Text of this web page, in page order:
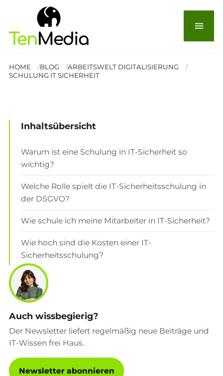
menu
HOME BLOG
ARBEITSWELT DIGITALISIERUNG
SCHULUNG IT SICHERHEIT
Schulung IT-Sicherheit –
Wie Unternehmen
profitieren
Inhaltsübersicht
Warum ist eine Schulung in IT-Sicherheit so
wichtig?
Welche Rolle spielt die IT-Sicherheitsschulung in
der DSGVO?
Wie schule ich meine Mitarbeiter in IT-Sicherheit?
Wie hoch sind die Kosten einer IT-
Sicherheitsschulung?
Auch wissbegierig?
Der Newsletter liefert regelmäßig neue Beiträge und
IT-Wissen frei Haus.
Newsletter abonnieren